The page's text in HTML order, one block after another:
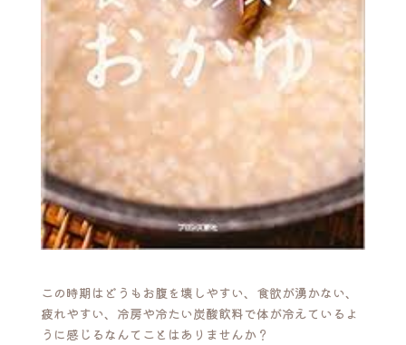
この時期はどうもお腹を壊しやすい、食欲が湧かない、
疲れやすい、冷房や冷たい炭酸飲料で体が冷えているよ
うに感じるなんてことはありませんか？